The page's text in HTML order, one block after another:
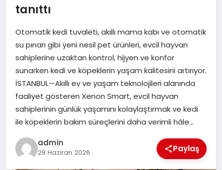
SPOR
TEKNOLOJI
tanıttı
Otomatik kedi tuvaleti, akıllı mama kabı ve otomatik
su pınarı gibi yeni nesil pet ürünleri, evcil hayvan
sahiplerine uzaktan kontrol, hijyen ve konfor
sunarken kedi ve köpeklerin yaşam kalitesini artırıyor.
İSTANBUL—Akıllı ev ve yaşam teknolojileri alanında
faaliyet gösteren Xenon Smart, evcil hayvan
sahiplerinin günlük yaşamını kolaylaştırmak ve kedi
ile köpeklerin bakım süreçlerini daha verimli hâle…
admin
29 Haziran 2026 Paylaş